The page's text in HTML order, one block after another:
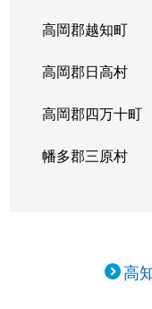
高岡郡越知町
高岡郡日高村
高岡郡四万十町
幡多郡三原村
高